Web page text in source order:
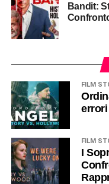
Bandit: Storia e Cinematografia a
FILM
FILM
I